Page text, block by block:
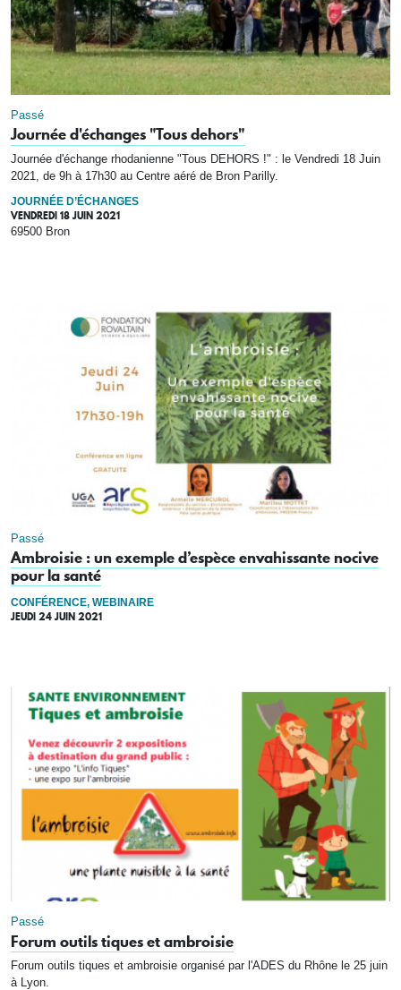
Passé
Journée d'échanges "Tous dehors"
Journée d'échange rhodanienne "Tous DEHORS !" : le Vendredi 18 Juin
2021, de 9h à 17h30 au Centre aéré de Bron Parilly.
JOURNÉE D’ÉCHANGES
VENDREDI 18 JUIN 2021
69500 Bron
Passé
Ambroisie : un exemple d’espèce envahissante nocive
pour la santé
CONFÉRENCE, WEBINAIRE
JEUDI 24 JUIN 2021
Passé
Forum outils tiques et ambroisie
Forum outils tiques et ambroisie organisé par l'ADES du Rhône le 25 juin
à Lyon.